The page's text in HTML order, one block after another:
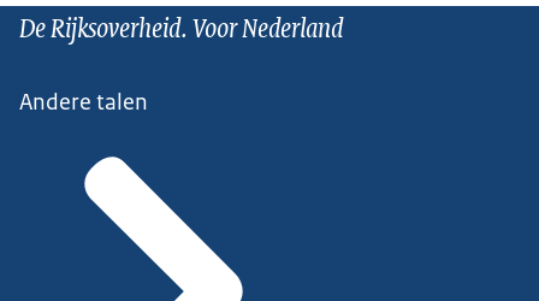
De Rijksoverheid. Voor Nederland
Andere talen